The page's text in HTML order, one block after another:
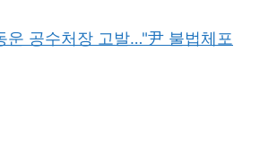
운 공수처장 고발…"尹 불법체포